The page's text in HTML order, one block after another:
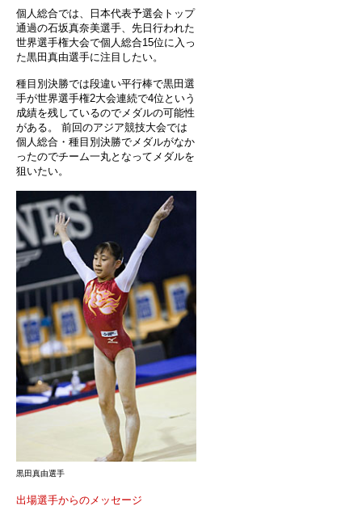
個人総合では、日本代表予選会トップ
通過の石坂真奈美選手、先日行われた
世界選手権大会で個人総合15位に入っ
た黒田真由選手に注目したい。
種目別決勝では段違い平行棒で黒田選
手が世界選手権2大会連続で4位という
成績を残しているのでメダルの可能性
がある。 前回のアジア競技大会では
個人総合・種目別決勝でメダルがなか
ったのでチーム一丸となってメダルを
狙いたい。
黒田真由選手
出場選手からのメッセージ